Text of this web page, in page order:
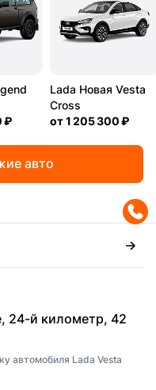
₽
Lada Новая Vesta
Cross
от1 205 300 ₽
авто
24-й километр, 42
автомобиля Lada Vesta